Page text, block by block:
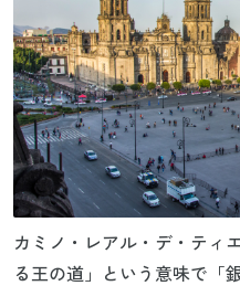
カミノ・レアル・デ・ティ
る王の道」という意味で「